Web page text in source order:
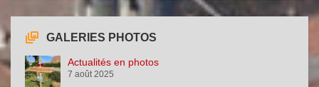
GALERIES PHOTOS
Actualités en photos
7 août 2025